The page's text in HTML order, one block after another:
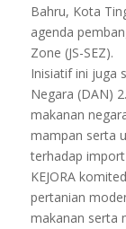
Bahru, Kota
agenda
Zone (JS-SEZ).
Inisiatif ini juga
Negara (DAN)
makanan
mampan serta
terhadap
KEJORA
pertanian
makanan serta